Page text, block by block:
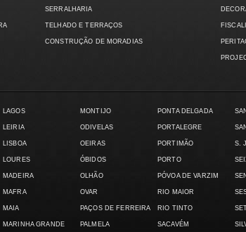
SERRALHARIA
TELHADO E TERRAÇOS
CONSTRUÇÃO DE MORADIAS
LAGOS
LEIRIA
LISBOA
LOURES
MADEIRA
MAFRA
MAIA
MARINHA GRANDE
MONTIJO
ODIVELAS
OEIRAS
ÓBIDOS
OLHÃO
OVAR
PAÇOS DE FERREIRA
PALMELA
PONTA DELGADA
PORTALEGRE
PORTIMÃO
PORTO
PÓVOA DE VARZIM
RIO MAIOR
RIO TINTO
SACAVÉM
S.